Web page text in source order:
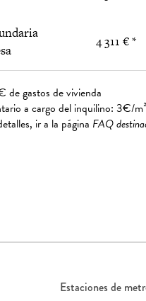
4 311 € *
gastos de vivienda
a cargo del inquilino: 3€/
ir a la página FAQ
Estaciones de